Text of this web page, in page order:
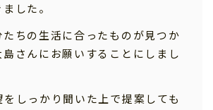
した。
ちの生活に合ったものが見つか
島さんにお願いすることにしまし
しっかり聞いた上で提案しても